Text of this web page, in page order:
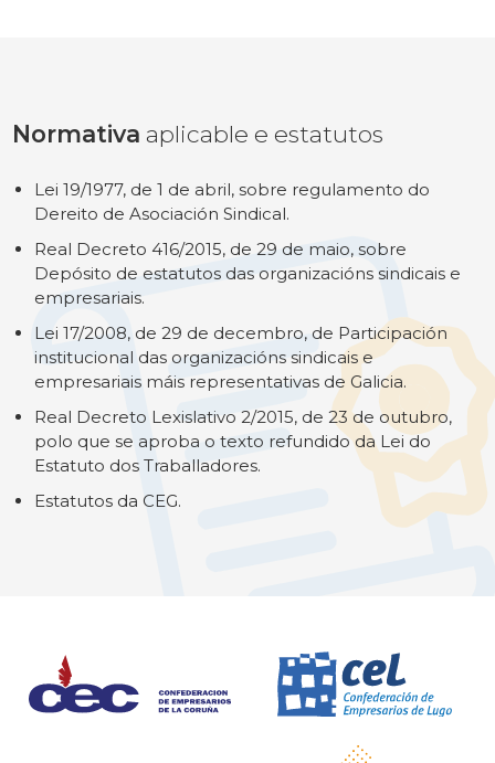
Normativa aplicable e estatutos
Lei 19/1977, de 1 de abril, sobre regulamento do
Dereito de Asociación Sindical.
Real Decreto 416/2015, de 29 de maio, sobre
Depósito de estatutos das organizacións sindicais e
empresariais.
Lei 17/2008, de 29 de decembro, de Participación
institucional das organizacións sindicais e
empresariais máis representativas de Galicia.
Real Decreto Lexislativo 2/2015, de 23 de outubro,
polo que se aproba o texto refundido da Lei do
Estatuto dos Traballadores.
Estatutos da CEG.